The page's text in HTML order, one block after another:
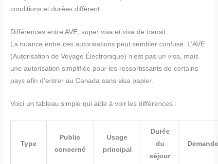
conditions et durées diffèrent.
Différences entre AVE, super visa et visa de transit
La nuance entre ces autorisations peut sembler confuse. L’AVE
(Autorisation de Voyage Électronique) n’est pas un visa, mais
une autorisation simplifiée pour les ressortissants de certains
pays afin d’entrer au Canada sans visa papier.
Voici un tableau simple qui aide à voir les différences :
Type
Public
concerné
Usage
principal
Durée
du
séjour
Demande